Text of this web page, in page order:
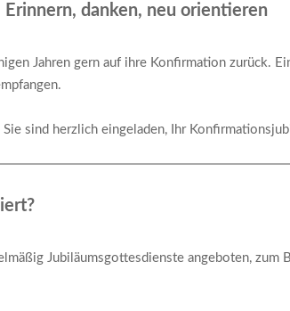
danken, neu orientieren
Jahren gern auf ihre Konfirmation zurück.
sind herzlich eingeladen, Ihr
Jubiläumsgottesdienste angeboten, zum